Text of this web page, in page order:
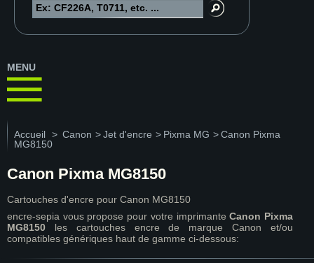
MENU
Accueil > Canon >Jet d'encre > Pixma MG >Canon Pixma
MG8150
Canon Pixma MG8150
Cartouches d'encre pour Canon MG8150
encre-sepia vous propose pour votre imprimanteCanon Pixma
MG8150 les cartouches encre de marque Canon et/ou
compatibles génériques haut de gamme ci-dessous: